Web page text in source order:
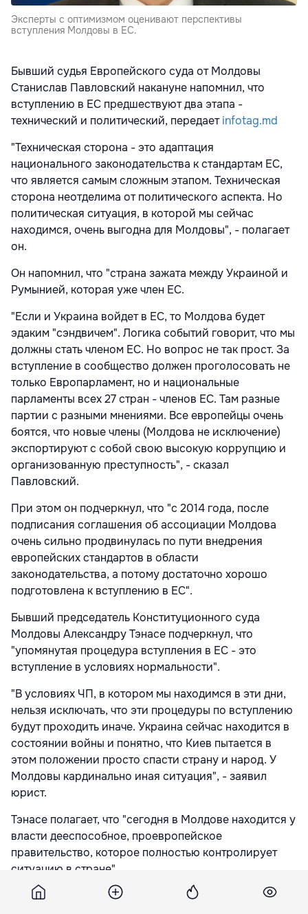
Эксперты с оптимизмом оценивают перспективы
вступления Молдовы в ЕС.
Бывший судья Европейского суда от Молдовы
Станислав Павловский накануне напомнил, что
вступлению в ЕС предшествуют два этапа -
технический и политический, передаетinfotag.md
"Техническая сторона - это адаптация
национального законодательства к стандартам ЕС,
что является самым сложным этапом. Техническая
сторона неотделима от политического аспекта. Но
политическая ситуация, в которой мы сейчас
находимся, очень выгодна для Молдовы", - полагает
он.
Он напомнил, что "страна зажата между Украиной и
Румынией, которая уже член ЕС.
"Если и Украина войдет в ЕС, то Молдова будет
эдаким "сэндвичем". Логика событий говорит, что мы
должны стать членом ЕС. Но вопрос не так прост. За
вступление в сообщество должен проголосовать не
только Европарламент, но и национальные
парламенты всех 27 стран - членов ЕС. Там разные
партии с разными мнениями. Все европейцы очень
боятся, что новые члены (Молдова не исключение)
экспортируют с собой свою высокую коррупцию и
организованную преступность", - сказал
Павловский.
При этом он подчеркнул, что "с 2014 года, после
подписания соглашения об ассоциации Молдова
очень сильно продвинулась по пути внедрения
европейских стандартов в области
законодательства, а потому достаточно хорошо
подготовлена к вступлению в ЕС".
Бывший председатель Конституционного суда
Молдовы Александру Тэнасе подчеркнул, что
"упомянутая процедура вступления в ЕС - это
вступление в условиях нормальности".
"В условиях ЧП, в котором мы находимся в эти дни,
нельзя исключать, что эти процедуры по вступлению
будут проходить иначе. Украина сейчас находится в
состоянии войны и понятно, что Киев пытается в
этом положении просто спасти страну и народ. У
Молдовы кардинально иная ситуация", - заявил
юрист.
Тэнасе полагает, что "сегодня в Молдове находится у
власти дееспособное, проевропейское
правительство, которое полностью контролирует
ситуацию в стране".
"После вчерашнего визита в Кишинев двух очень